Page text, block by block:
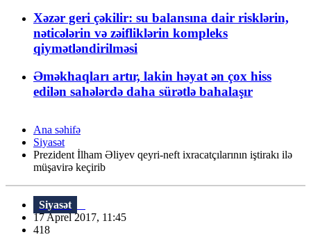
Xəzər geri çəkilir: su balansına dair risklərin,
nəticələrin və zəifliklərin kompleks
qiymətləndirilməsi
Əməkhaqları artır, lakin həyat ən çox hiss
edilən sahələrdə daha sürətlə bahalaşır
Ana səhifə
Siyasət
Prezident İlham Əliyev qeyri-neft ixracatçılarının iştirakı ilə
müşavirə keçirib
Siyasət
17 Aprel 2017, 11:45
418